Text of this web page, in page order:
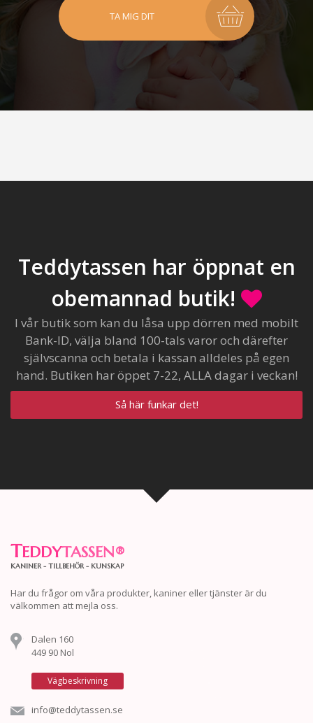
TA MIG DIT
Teddytassen har öppnat en
obemannad butik!
I vår butik som kan du låsa upp dörren med mobilt
Bank-ID, välja bland 100-tals varor och därefter
självscanna och betala i kassan alldeles på egen
hand. Butiken har öppet 7-22, ALLA dagar i veckan!
Så här funkar det!
TEDDYTASSEN®
KANINER - TILLBEHÖR - KUNSKAP
Har du frågor om våra produkter, kaniner eller tjänster är du
välkommen att mejla oss.
Dalen 160
449 90 Nol
Vägbeskrivning
info@teddytassen.se